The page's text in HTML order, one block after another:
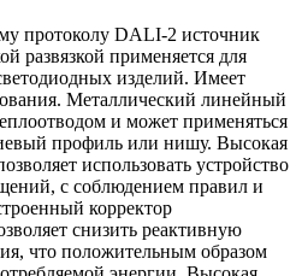
протоколу DALI-2 источник
развязкой применяется для
изделий. Имеет
Металлический линейный
и может применяться
профиль или нишу. Высокая
использовать устройство
с соблюдением правил и
корректор
снизить реактивную
что положительным образом